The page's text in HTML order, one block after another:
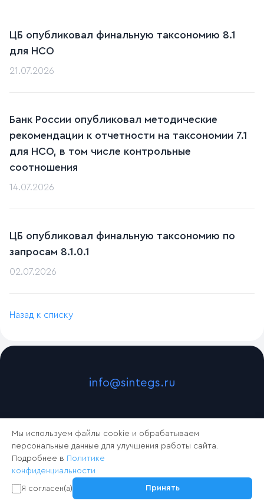
ЦБ опубликовал финальную таксономию 8.1
для НСО
21.07.2026
Банк России опубликовал методические
рекомендации к отчетности на таксономии 7.1
для НСО, в том числе контрольные
соотношения
14.07.2026
ЦБ опубликовал финальную таксономию по
запросам 8.1.0.1
02.07.2026
Назад к списку
info@sintegs.ru
Мы используем файлы cookie и обрабатываем
персональные данные для улучшения работы сайта.
Подробнее в Политике
конфиденциальности
Я согласен(а) Принять